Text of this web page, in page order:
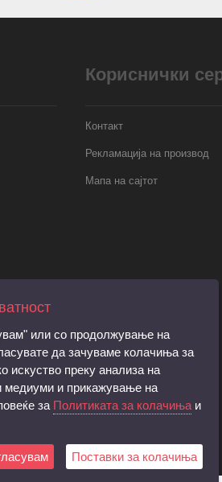
на
Кориснички
Контакт
Рекламација на производ
Мапа на сајтот
или со продолжување на
да зачуваме колачиња за
искуство преку анализа на
медиуми и прикажување на
за Политиката за колачиња и
Поставки за колачиња